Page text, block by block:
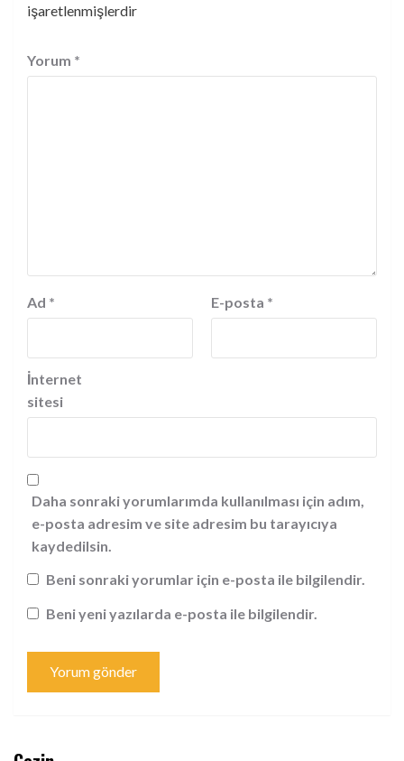
işaretlenmişlerdir
Yorum *
Ad * E-posta *
İnternet
sitesi
Daha sonraki yorumlarımda kullanılması için adım,
e-posta adresim ve site adresim bu tarayıcıya
kaydedilsin.
Beni sonraki yorumlar için e-posta ile bilgilendir.
Beni yeni yazılarda e-posta ile bilgilendir.